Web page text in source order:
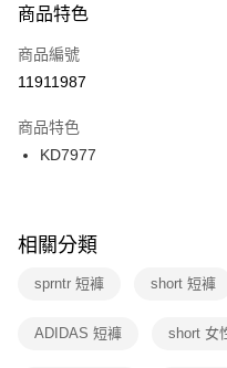
３．安心：先確認商品／服務後，
【「AFTEE先享後付」結帳流程】
１．於結帳方式選擇「AFTEE先
２．訂單成立數日內，您將收到繳
３．收到繳費通知簡訊後14天內
ATM／網路銀行／等多元方式進
※ 交易是否成功請以「AFTEE先
是否繳費成功／繳費後需取消欲
客戶支援中心」
https://
１．透過由恩沛科技股份有限公
每筆NT$100，滿NT$1,500(含
宅配
每筆NT$100，滿NT$1,500(含
付款後門市自取
每筆NT$100，滿NT$1,500(含
商品特色
商品編號
11911987
商品特色
KD7977
相關分類
sprntr 短褲 short 短褲
ADIDAS 短褲 short 女